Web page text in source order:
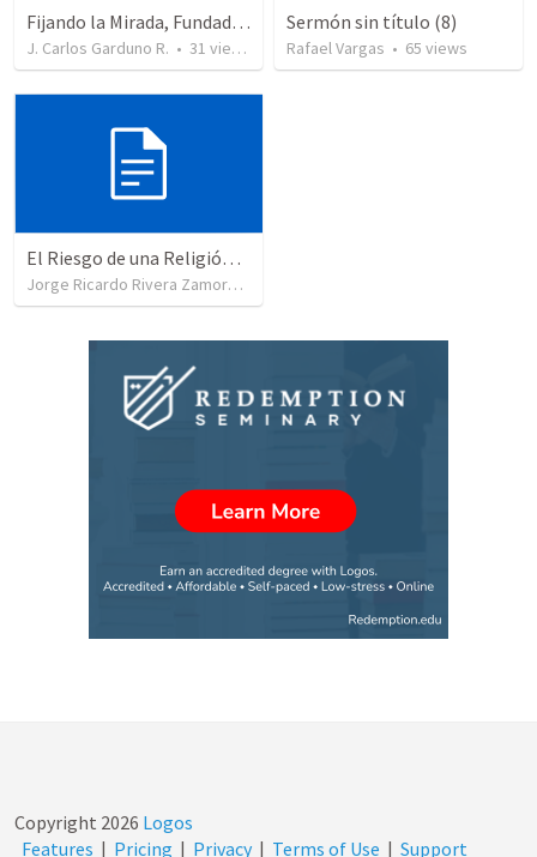
Fijando la Mirada, Fundados en la Palabra
J. Carlos Garduno R. • 31 views
Sermón sin título (8)
Rafael Vargas • 65 views
El Riesgo de una Religión sin Compasión
Jorge Ricardo Rivera Zamora•
Copyright 2026 Logos
Features | Pricing | Privacy | Terms of Use | Support